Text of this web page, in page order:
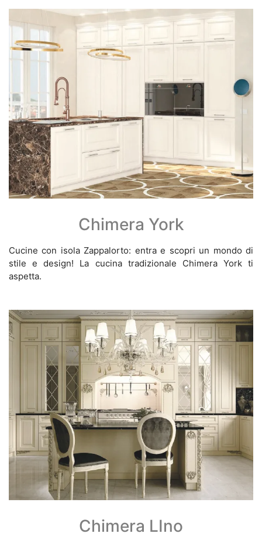
Chimera York
Cucine con isola Zappalorto: entra e scopri un mondo di
stile e design! La cucina tradizionale Chimera York ti
aspetta.
Chimera LIno